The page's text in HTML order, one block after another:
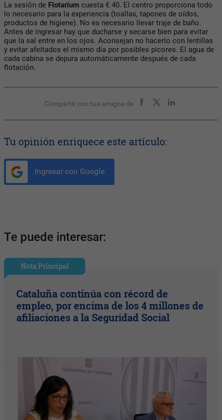
La sesión de Flotarium cuesta € 40. El centro proporciona todo
lo necesario para la experiencia (toallas, tapones de oídos,
productos de higiene). No es necesario llevar traje de baño.
Antes de ingresar hay que ducharse y secarse bien para evitar
que la sal entre en los ojos. Aconsejan no hacerlo con lentillas
y evitar afeitados el mismo día por posibles picores. El agua de
cada cabina se depura automáticamente después de cada
flotación.
Compartir con tus amigos de
Tu opinión enriquece este artículo:
Ingresar con Google
Te puede interesar:
Nota Principal
Cataluña continúa con récord de
empleo, por encima de los 4 millones de
afiliaciones a la Seguridad Social